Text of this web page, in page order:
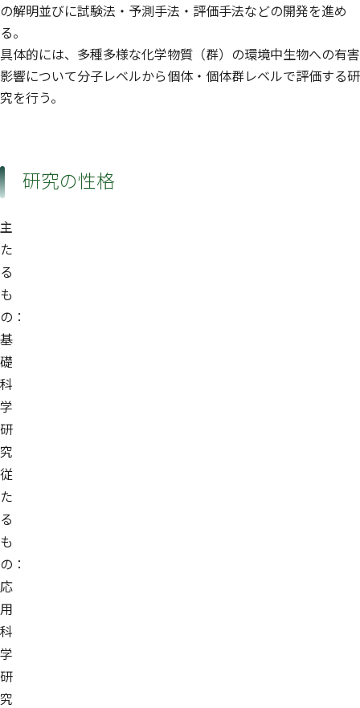
の解明並びに試験法・予測手法・評価手法などの開発を進め
る。
具体的には、多種多様な化学物質（群）の環境中生物への有害
影響について分子レベルから個体・個体群レベルで評価する研
究を行う。
研究の性格
主
た
る
も
の：
基
礎
科
学
研
究
従
た
る
も
の：
応
用
科
学
研
究